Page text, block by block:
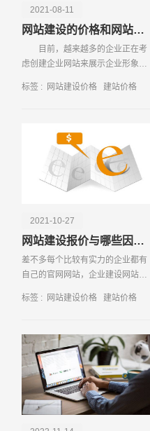
2021-08-11
网站建设的价格和网站类型息息相关
目前，越来越多的企业正在考
虑创建企业网站来展示企业形象，
渠道，或者建立企业内部网来帮助
标签 : 网站建设价格 建站价格
2021-10-27
网站建设报价与哪些因素有关
差不多每个比较有实力的企业都有
自己的官网网站，企业建设网站还
以让企业的形象得到宣传，还可以
标签 : 网站建设价格 建站价格
电话